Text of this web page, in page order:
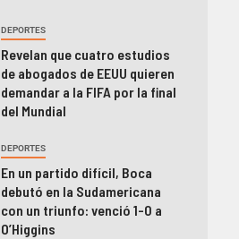
DEPORTES
Revelan que cuatro estudios
de abogados de EEUU quieren
demandar a la FIFA por la final
del Mundial
DEPORTES
En un partido difícil, Boca
debutó en la Sudamericana
con un triunfo: venció 1-0 a
O’Higgins